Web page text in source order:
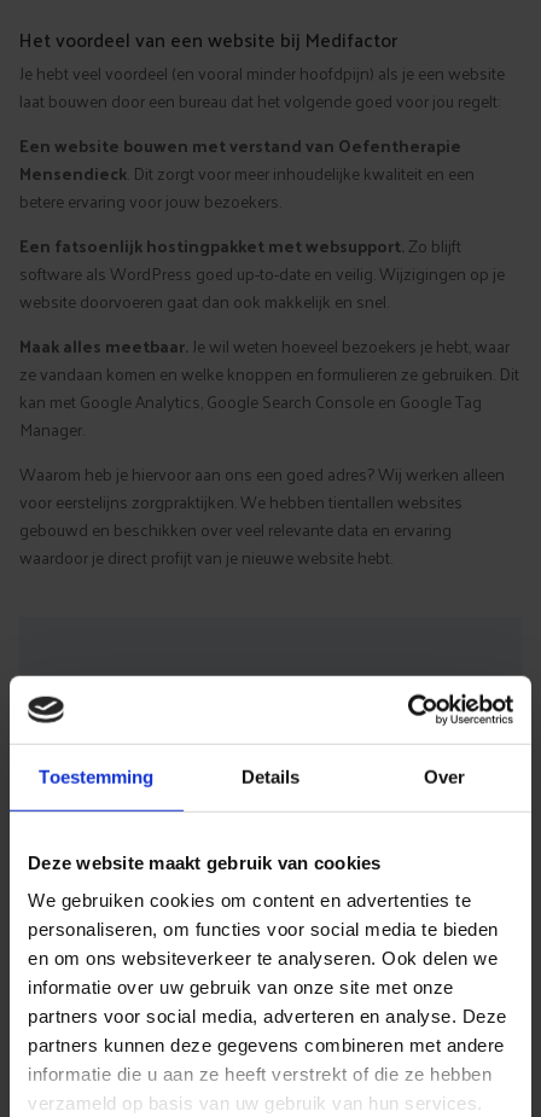
Toestemming Details Over
Deze website maakt gebruik van cookies
We gebruiken cookies om content en advertenties te
personaliseren, om functies voor social media te bieden
en om ons websiteverkeer te analyseren. Ook delen we
informatie over uw gebruik van onze site met onze
partners voor social media, adverteren en analyse. Deze
partners kunnen deze gegevens combineren met andere
informatie die u aan ze heeft verstrekt of die ze hebben
verzameld op basis van uw gebruik van hun services.
Het voordeel van een website bij Medifactor
Je hebt veel voordeel (en vooral minder hoofdpijn) als je een website
laat bouwen door een bureau dat het volgende goed voor jou regelt:
Een website bouwen met verstand van Oefentherapie
Mensendieck. Dit zorgt voor meer inhoudelijke kwaliteit en een
betere ervaring voor jouw bezoekers.
Een fatsoenlijk hostingpakket met websupport.Zo blijft
software als WordPress goed up-to-date en veilig. Wijzigingen op je
website doorvoeren gaat dan ook makkelijk en snel.
Maak alles meetbaar.Je wil weten hoeveel bezoekers je hebt, waar
ze vandaan komen en welke knoppen en formulieren ze gebruiken. Dit
kan met Google Analytics, Google Search Console en Google Tag
Manager.
Waarom heb je hiervoor aan ons een goed adres? Wij werken alleen
voor eerstelijns zorgpraktijken. We hebben tientallen websites
gebouwd en beschikken over veel relevante data en ervaring
waardoor je direct profijt van je nieuwe website hebt.
Een webbouwer met
verstand van
oefentherapie geeft
beter ervaring